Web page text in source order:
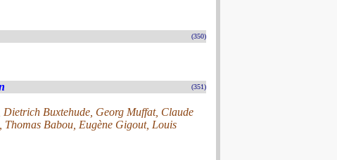
(350)
(351)
Dietrich Buxtehude, Georg Muffat, Claude
Babou, Eugène Gigout, Louis